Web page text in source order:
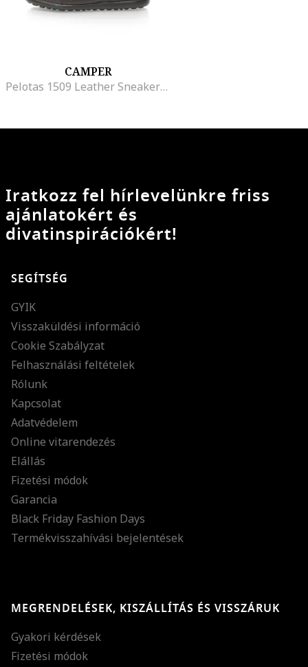
CAMPER
Pelotas 1509 Leather Sneakers, Barna
Iratkozz fel hírlevelünkre friss
ajánlatokért és
divatinspirációkért!
SEGÍTSÉG
GYIK
Visszaküldési információ
Cookie Szabályzat
Felhasználási feltételek
Rólunk
Kapcsolat
Adatvédelem
Online vitarendezés
Elállás
Fizetési módok
Garancia
Black Friday Fashion Days
Termékvisszahívási bejelentések
MEGRENDELÉSEK, KISZÁLLÍTÁS ÉS VISSZÁRUK
Gyakori kérdések
Fizetési módok